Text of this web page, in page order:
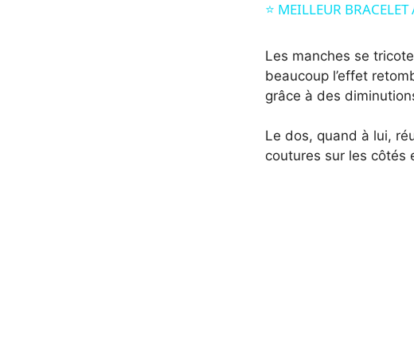
⭐️ MEILLEUR
Les manches se
beaucoup l’effet
grâce à des
Le dos, quand à lui,
coutures sur les côtés